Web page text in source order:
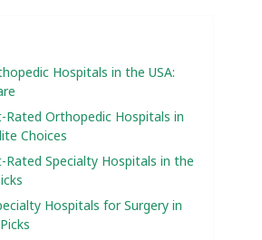
Hospitals in the USA:
Rated Orthopedic Hospitals in
Choices
Rated Specialty Hospitals in the
Hospitals for Surgery in